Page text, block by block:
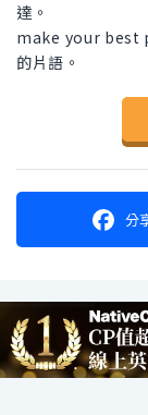
達。
make your best
的片語。
分